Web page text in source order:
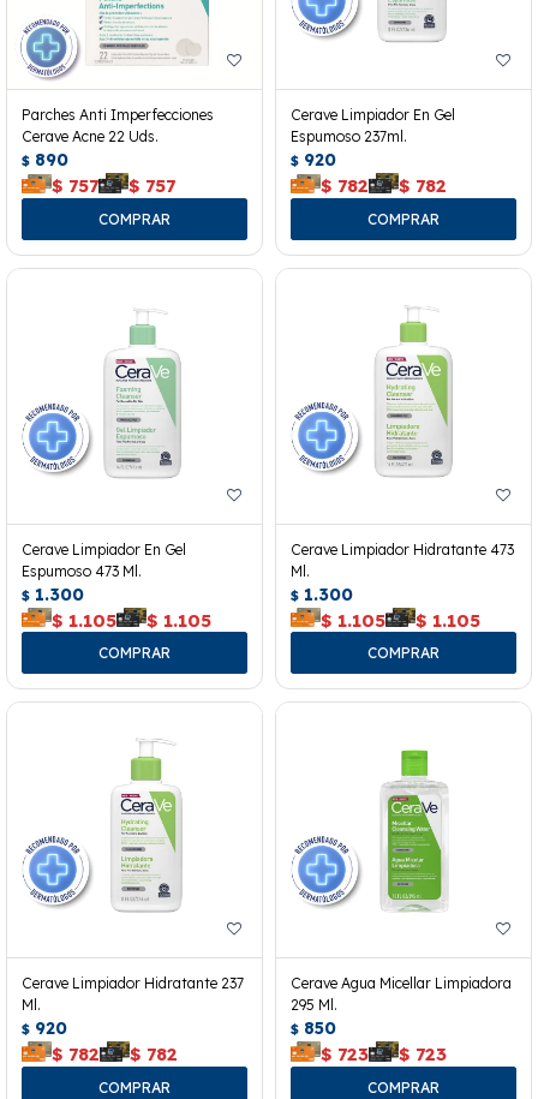
Parches Anti Imperfecciones
Cerave Acne 22 Uds.
$ 890
$ 757 $ 757
Cerave Limpiador En Gel
Espumoso 237ml.
$ 920
$ 782 $ 782
Cerave Limpiador En Gel
Espumoso 473 Ml.
$ 1.300
$ 1.105 $ 1.105
Cerave Limpiador Hidratante 473
Ml.
$ 1.300
$ 1.105 $ 1.105
Cerave Limpiador Hidratante 237
Ml.
$ 920
$ 782 $ 782
Cerave Agua Micellar Limpiadora
295 Ml.
$ 850
$ 723 $ 723